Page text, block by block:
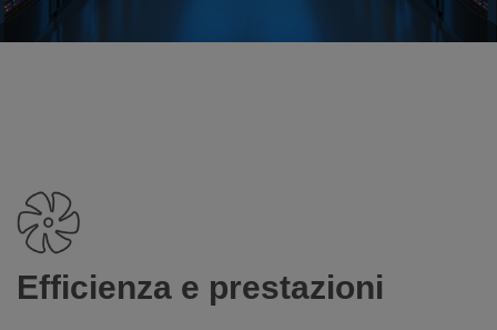
Efficienza e prestazioni